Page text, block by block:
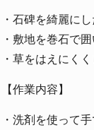
・石碑を綺麗にし
・敷地を巻石で囲
・草をはえにくく
【作業内容】
・洗剤を使って